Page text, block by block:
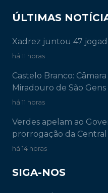
ÚLTIMAS
Xadrez juntou 47
há 11 horas
Castelo Branco:
Miradouro de São Gens
há 11 horas
Verdes apelam ao
prorrogação da Central
há 14 horas
SIGA-NOS